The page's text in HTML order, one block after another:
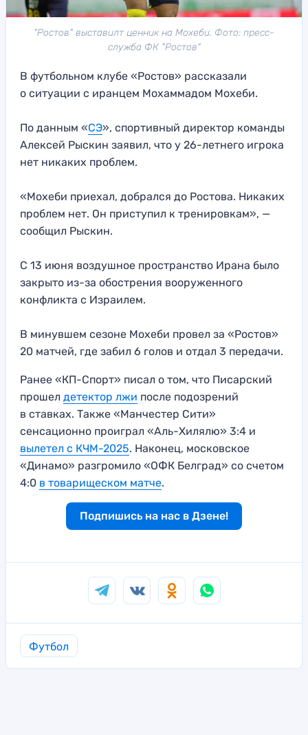
"Ростов" выставилт ценник на Мохеби. Фото: пресс-
служба ФК "Ростов"
В футбольном клубе «Ростов» рассказали
о ситуации с иранцем Мохаммадом Мохеби.
По данным «СЭ», спортивный директор команды
Алексей Рыскин заявил, что у 26-летнего игрока
нет никаких проблем.
«Мохеби приехал, добрался до Ростова. Никаких
проблем нет. Он приступил к тренировкам», —
сообщил Рыскин.
С 13 июня воздушное пространство Ирана было
закрыто из-за обострения вооруженного
конфликта с Израилем.
В минувшем сезоне Мохеби провел за «Ростов»
20 матчей, где забил 6 голов и отдал 3 передачи.
Ранее «КП-Спорт» писал о том, что Писарский
прошел детектор лжи после подозрений
в ставках. Также «Манчестер Сити»
сенсационно проиграл «Аль-Хилялю» 3:4 и
вылетел с КЧМ-2025. Наконец, московское
«Динамо» разгромило «ОФК Белград» со счетом
4:0 в товарищеском матче.
Подпишись на нас в Дзене!
Футбол